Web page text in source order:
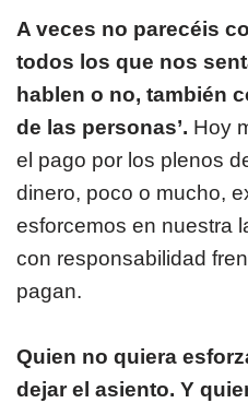
A veces no parecéis
todos los que nos
hablen o no, también
de las personas’. Hoy
el pago por los plenos
dinero, poco o mucho,
esforcemos en nuestra
con responsabilidad
pagan.
Quien no quiera
dejar el asiento. Y